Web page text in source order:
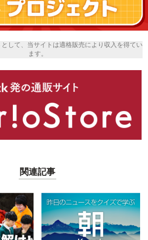
して、当サイトは適格販売により収入を得てい
ます。
関連記事